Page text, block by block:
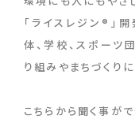
「ライスレジン®︎」
体、学校、スポーツ
り組みやまちづくり
こちらから聞く事がで